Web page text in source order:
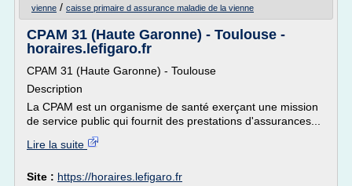
vienne / caisse primaire d assurance maladie de la vienne
CPAM 31 (Haute Garonne) - Toulouse -
horaires.lefigaro.fr
CPAM 31 (Haute Garonne) - Toulouse
Description
La CPAM est un organisme de santé exerçant une mission
de service public qui fournit des prestations d'assurances...
Lire la suite
Site : https://horaires.lefigaro.fr